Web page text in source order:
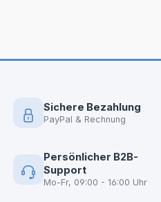
Sichere Bezahlung
PayPal & Rechnung
Persönlicher B2B-
Support
Mo-Fr, 09:00 - 16:00 Uhr